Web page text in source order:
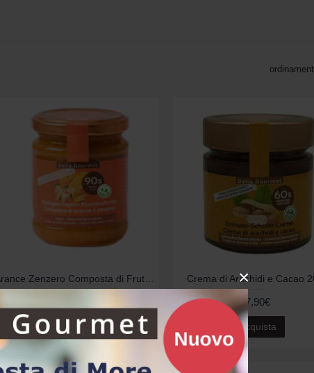
×
Acquista
Crema di Arachidi e Cacao
7,90€
Acquista